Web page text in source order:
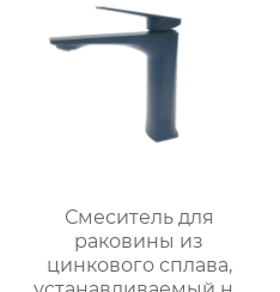
Смеситель для
раковины из
цинкового сплава,